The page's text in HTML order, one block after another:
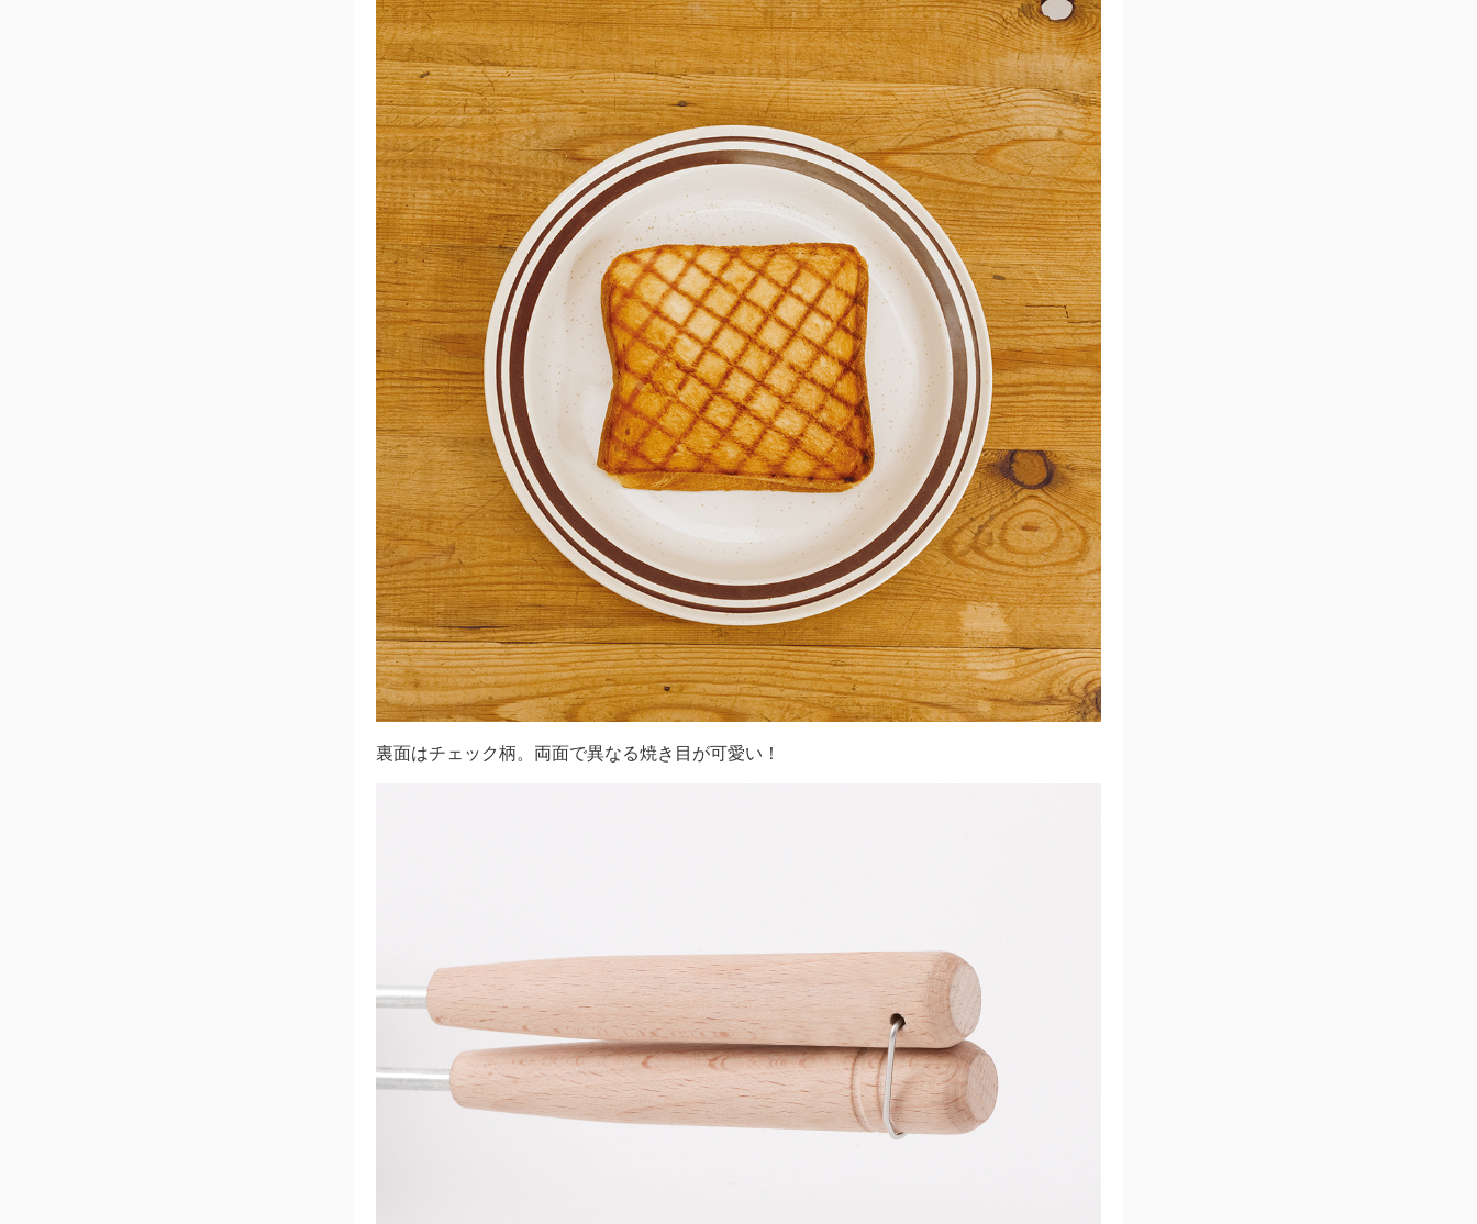
裏面はチェック柄。両面で異なる焼き目が可愛い！